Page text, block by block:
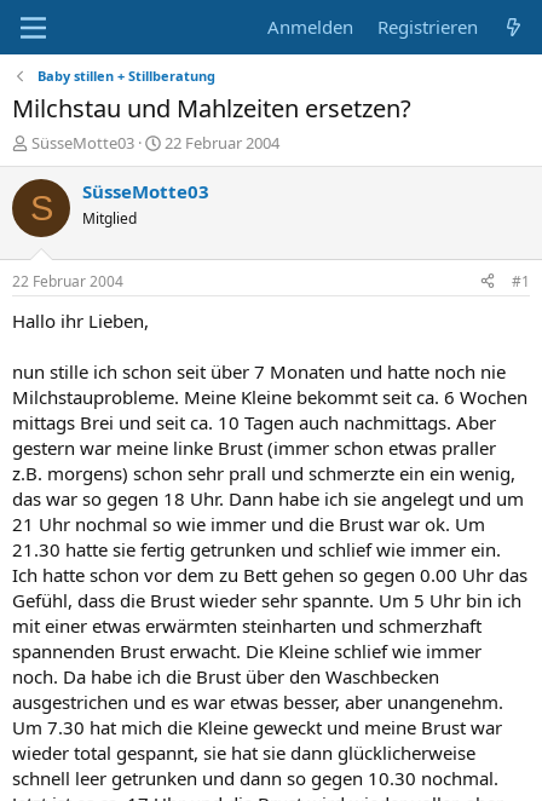
Anmelden Registrieren
Baby stillen + Stillberatung
Milchstau und Mahlzeiten ersetzen?
E
r
s
t
e
r
SüsseMotte03
E
r
s
t
22 Februar 2004
S SüsseMotte03
Mitglied
22 Februar 2004 #1
Hallo ihr Lieben,
nun stille ich schon seit über 7 Monaten und hatte noch nie
Milchstauprobleme. Meine Kleine bekommt seit ca. 6 Wochen
mittags Brei und seit ca. 10 Tagen auch nachmittags. Aber
gestern war meine linke Brust (immer schon etwas praller
z.B. morgens) schon sehr prall und schmerzte ein ein wenig,
das war so gegen 18 Uhr. Dann habe ich sie angelegt und um
21 Uhr nochmal so wie immer und die Brust war ok. Um
21.30 hatte sie fertig getrunken und schlief wie immer ein.
Ich hatte schon vor dem zu Bett gehen so gegen 0.00 Uhr das
Gefühl, dass die Brust wieder sehr spannte. Um 5 Uhr bin ich
mit einer etwas erwärmten steinharten und schmerzhaft
spannenden Brust erwacht. Die Kleine schlief wie immer
noch. Da habe ich die Brust über den Waschbecken
ausgestrichen und es war etwas besser, aber unangenehm.
Um 7.30 hat mich die Kleine geweckt und meine Brust war
wieder total gespannt, sie hat sie dann glücklicherweise
schnell leer getrunken und dann so gegen 10.30 nochmal.